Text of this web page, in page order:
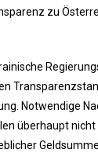
zu
Notwendige
überhaupt